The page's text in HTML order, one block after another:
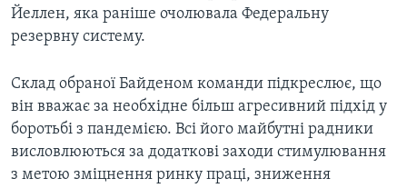
Йеллен, яка раніше очолювала Федеральну
резервну систему.
Склад обраної Байденом команди підкреслює, що
він вважає за необхідне більш агресивний підхід у
боротьбі з пандемією. Всі його майбутні радники
висловлюються за додаткові заходи стимулювання
з метою зміцнення ринку праці, зниження